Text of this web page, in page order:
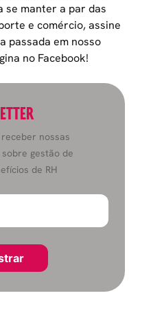
se manter a par das
e comércio, assine
passada em nosso
no Facebook!
nossas
gestão de
de RH